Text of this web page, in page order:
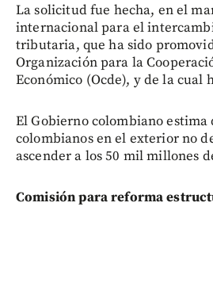
La solicitud fue hecha, en el
internacional para el
tributaria, que ha sido
Organización para la
Económico (Ocde), y de la cual
El Gobierno colombiano estima
colombianos en el exterior no
ascender a los 50 mil millones
Comisión para reforma